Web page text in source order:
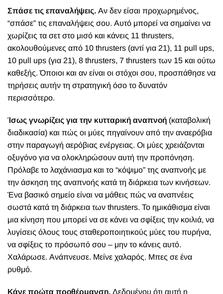
Σπάσε τις επαναλήψεις. Αν δεν είσαι προχωρημένος,
“σπάσε” τις επαναλήψεις σου. Αυτό μπορεί να σημαίνει να
χωρίζεις τα σετ στο μισό και κάνεις 11 thrusters,
ακολουθούμενες από 10 thrusters (αντί για 21), 11 pull ups,
10 pull ups (για 21), 8 thrusters, 7 thrusters των 15 και ούτω
καθεξής. Όποιοι και αν είναι οι στόχοι σου, προσπάθησε να
τηρήσεις αυτήν τη στρατηγική όσο το δυνατόν
περισσότερο.
Ίσως γνωρίζεις για την κυτταρική αναπνοή (καταβολική
διαδικασία) και πώς οι μύες πηγαίνουν από την αναερόβια
στην παραγωγή αερόβιας ενέργειας. Οι μύες χρειάζονται
οξυγόνο για να ολοκληρώσουν αυτή την προπόνηση.
Πρόλαβε το λαχάνιασμα και το “κόψιμο” της αναπνοής με
την άσκηση της αναπνοής κατά τη διάρκεια των κινήσεων.
Ένα βασικό σημείο είναι να μάθεις πώς να αναπνέεις
σωστά κατά τη διάρκεια των thrusters. Το ημικάθισμα είναι
μια κίνηση που μπορεί να σε κάνει να σφίξεις την κοιλιά, να
λυγίσεις όλους τους σταθεροποιητικούς μύες του πυρήνα,
να σφίξεις το πρόσωπό σου – μην το κάνεις αυτό.
Χαλάρωσε. Ανάπνευσε. Μείνε χαλαρός. Μπες σε ένα
ρυθμό.
Κάνε πρώτα προθέρμανση. Δεδομένου ότι αυτή η